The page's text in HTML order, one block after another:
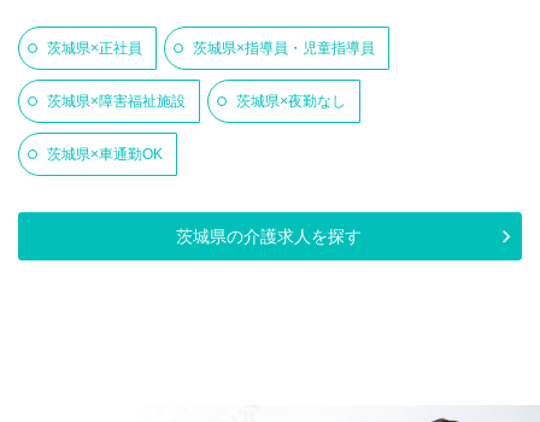
茨城県×正社員 茨城県×指導員・児童指導員
茨城県×障害福祉施設 茨城県×夜勤なし
茨城県×車通勤OK
茨城県の介護求人を探す